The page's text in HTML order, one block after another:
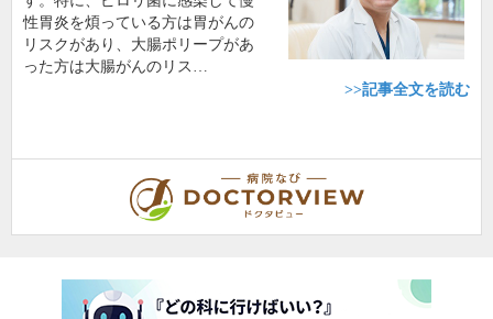
性胃炎を煩っている方は胃がんの
リスクがあり、大腸ポリープがあ
った方は大腸がんのリス…
>>記事全文を読む